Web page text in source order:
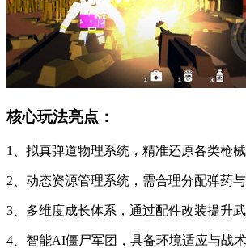
核心玩法亮点：
1、拟真弹道物理系统，精准还原各类枪
2、动态资源管理系统，需合理分配弹药
3、多维度成长体系，通过配件改装提升
4、智能AI僵尸军团，具备环境适应与战